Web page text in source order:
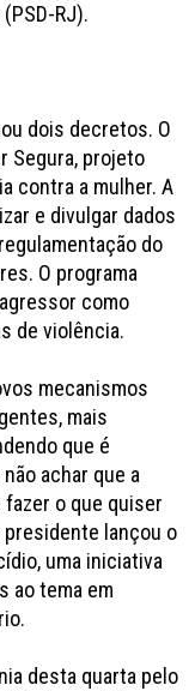
RJ).
dois decretos. O
Segura, projeto
contra a mulher. A
e divulgar dados
do
O programa
como
de violência.
mecanismos
mais
que é
achar que a
fazer o que quiser
presidente lançou o
uma iniciativa
ao tema em
desta quarta pelo